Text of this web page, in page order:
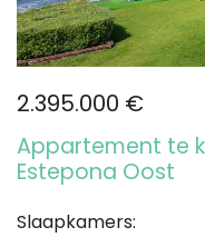
2.395.000 €
Appartement te
Estepona Oost
Slaapkamers: